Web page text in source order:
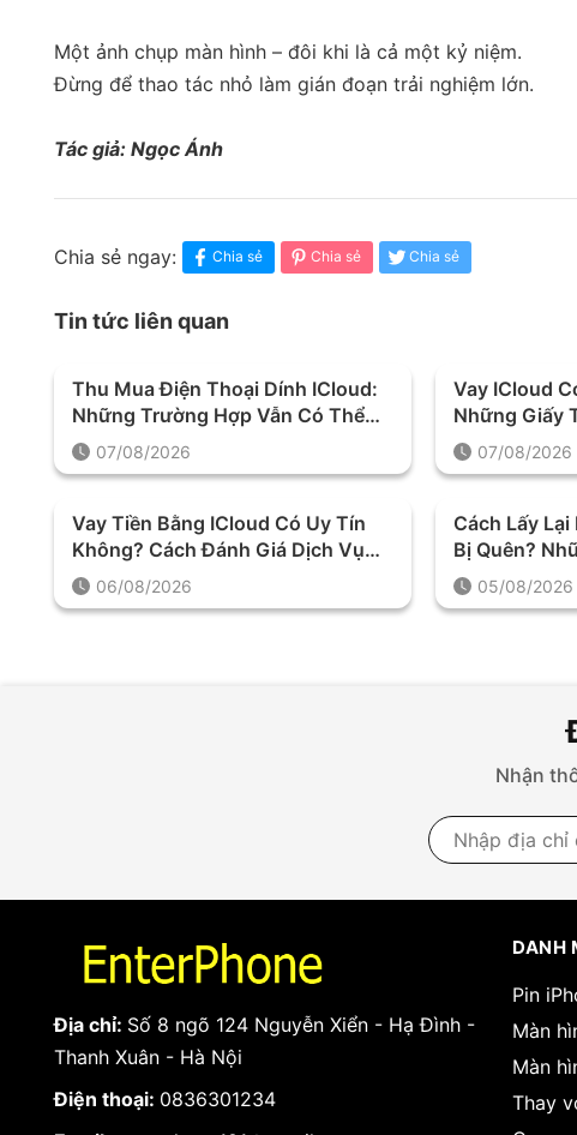
Một ảnh chụp màn hình – đôi khi là cả một kỷ niệm.
Đừng để thao tác nhỏ làm gián đoạn trải nghiệm lớn.
Tác giả: Ngọc Ánh
Chia sẻ ngay: Chia sẻ Chia sẻ Chia sẻ
Tin tức liên quan
Thu Mua Điện Thoại Dính ICloud:
Những Trường Hợp Vẫn Có Thể
Định Giá Và Thu Mua
07/08/2026
Vay ICloud
Những Giấy
Cầu Khi Làm
07/08/2026
Vay Tiền Bằng ICloud Có Uy Tín
Không? Cách Đánh Giá Dịch Vụ
Trước Khi Quyết Định
06/08/2026
Cách Lấy
Bị Quên?
Trước Khi
05/08/2026
Nhận
Địa chỉ: Số 8 ngõ 124 Nguyễn Xiển - Hạ Đình -
Thanh Xuân - Hà Nội
Điện thoại: 0836301234
DANH
Pin
Màn
Màn
Thay